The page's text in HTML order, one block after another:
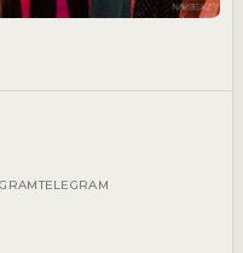
TELEGRAM